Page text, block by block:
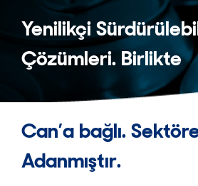
Yenilikçi
Çözümleri. Birlikte
Can’a bağlı.
Adanmıştır.